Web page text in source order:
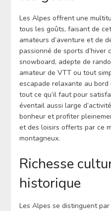
Les Alpes offrent une
tous les goûts, faisant de
amateurs d’aventure et de
passionné de sports d’hiver
snowboard, adepte de
amateur de VTT ou tout
escapade relaxante au
tout ce qu’il faut pour
éventail aussi large
bonheur et profiter
et des loisirs offerts par ce
montagneux.
Richesse
historique
Les Alpes se distinguent